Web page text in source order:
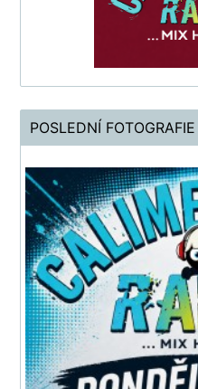
POSLEDNÍ FOTOGRAFIE